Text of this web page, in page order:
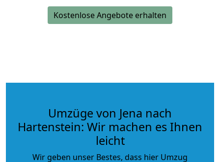
Kostenlose Angebote erhalten
Umzüge von Jena nach
Hartenstein: Wir machen es Ihnen
leicht
Wir geben unser Bestes, dass hier Umzug